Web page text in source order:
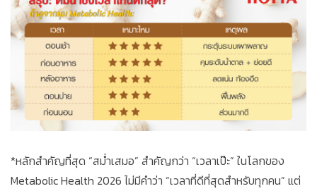
*หลักสำคัญที่สุด “สม่ำเสมอ” สำคัญกว่า “เวลาเป๊ะ” ในโลกของ
Metabolic Health 2026 ไม่มีคำว่า “เวลาที่ดีที่สุดสำหรับทุกคน” แต่